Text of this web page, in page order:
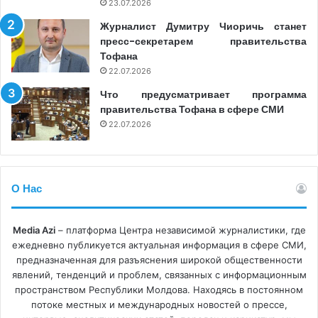
визуальном формате.
ТРАФИК И АУДИТОРИЯ
Мы понимаем, что наш продукт действительно
«зашёл», когда он становится вирусным: люди ставят
лайки, делятся им и оставляют комментарии. Однако
тем, какие последствия вызывают наши расследования
в офлайне. Мы следим за тем, как реагируют герои
служебные или уголовные расследования, увольнения
или изменения в законодательстве, происходят ли
публичные дебаты или нет.
Редакционный компромисс, на который мы
23.07.2026
Журналист Думитру Чиоричь станет
пресс-секретарем правительства
Тофана
22.07.2026
Что предусматривает программа
правительства Тофана в сфере СМИ
22.07.2026
О Нас
Media Azi– платформа Центра независимой журналистики, где
ежедневно публикуется актуальная информация в сфере СМИ,
предназначенная для разъяснения широкой общественности
явлений, тенденций и проблем, связанных с информационным
пространством Республики Молдова. Находясь в постоянном
потоке местных и международных новостей о прессе,